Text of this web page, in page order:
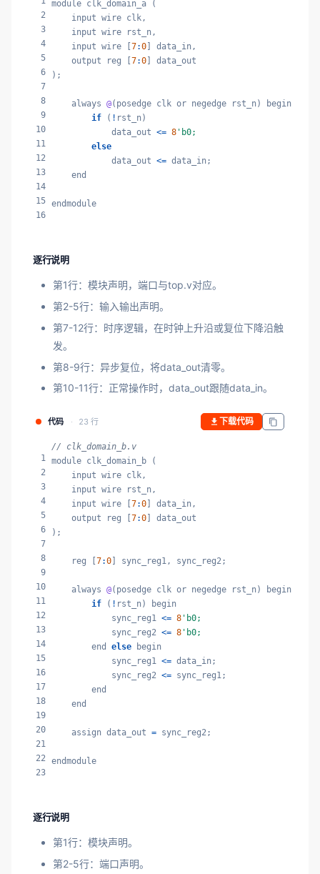
2
3
4
5
6
7
8
9
10
11
12
13
14
15
16
module clk_domain_a (
    input wire clk,
    input wire rst_n,
    input wire [
7:0 ] data_in,
    output reg [
7:0 ] data_out
);
    always
@(posedge clk or negedge rst_n) begin
if ( ! rst_n)
            data_out
<= 8 'b0;
else
            data_out
<= data_in;
    end
endmodule
逐行说明
第1行：模块声明，端口与top.v对应。
第2-5行：输入输出声明。
第7-12行：时序逻辑，在时钟上升沿或复位下降沿触
发。
第8-9行：异步复位，将data_out清零。
第10-11行：正常操作时，data_out跟随data_in。
代码 23 行 下载代码
1
2
3
4
5
6
7
8
9
10
11
12
13
14
15
16
17
18
19
20
21
22
23
// clk_domain_b.v
module clk_domain_b (
    input wire clk,
    input wire rst_n,
    input wire [
7:0 ] data_in,
    output reg [
7:0 ] data_out
);
    reg [
7:0 ] sync_reg1, sync_reg2;
    always
@(posedge clk or negedge rst_n) begin
if ( ! rst_n) begin
            sync_reg1
<= 8 'b0;
            sync_reg2
<= 8 'b0;
        end
else begin
            sync_reg1
<= data_in;
            sync_reg2
<= sync_reg1;
        end
    end
    assign data_out
= sync_reg2;
endmodule
逐行说明
第1行：模块声明。
第2-5行：端口声明。